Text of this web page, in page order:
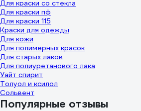
Для краски со стекла
Для краски пф
Для краски 115
Краски для одежды
Для кожи
Для полимерных красок
Для старых лаков
Для полиуретанового лака
Уайт спирит
Толуол и ксилол
Сольвент
Популярные отзывы